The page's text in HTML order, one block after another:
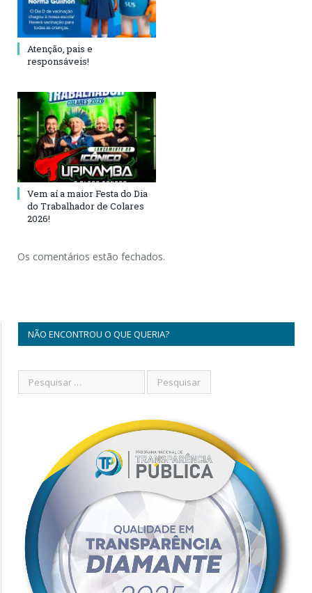
Atenção, pais e
responsáveis!
Vem aí a maior Festa do Dia
do Trabalhador de Colares
2026!
Os comentários estão fechados.
NÃO ENCONTROU O QUE QUERIA?